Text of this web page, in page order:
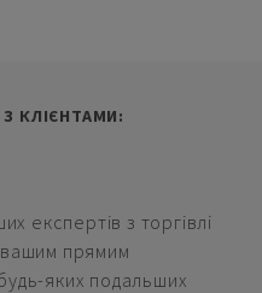
КЛІЄНТАМИ:
експертів з торгівлі
прямим
яких подальших